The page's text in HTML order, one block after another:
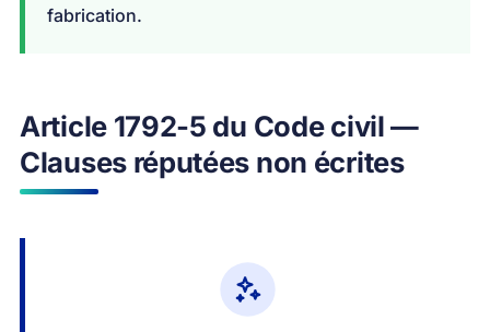
fabrication.
Article 1792-5 du Code civil —
Clauses réputées non écrites